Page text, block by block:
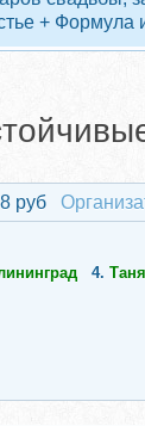
+ Формула
руб
4.